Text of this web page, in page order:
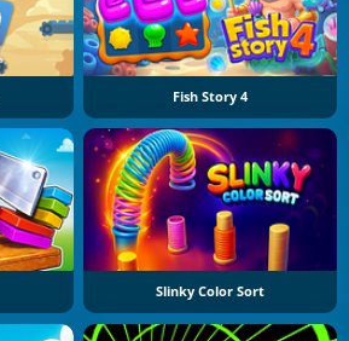
Fish Story 4
Slinky Color Sort